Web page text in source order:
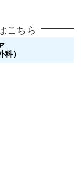
こちら
）